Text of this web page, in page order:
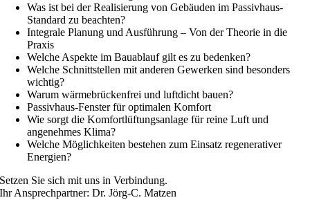
Was ist bei der Realisierung von Gebäuden im Passivhaus-
Standard zu beachten?
Integrale Planung und Ausführung – Von der Theorie in die
Praxis
Welche Aspekte im Bauablauf gilt es zu bedenken?
Welche Schnittstellen mit anderen Gewerken sind besonders
wichtig?
Warum wärmebrückenfrei und luftdicht bauen?
Passivhaus-Fenster für optimalen Komfort
Wie sorgt die Komfortlüftungsanlage für reine Luft und
angenehmes Klima?
Welche Möglichkeiten bestehen zum Einsatz regenerativer
Energien?
Setzen Sie sich mit uns in Verbindung.
Ihr Ansprechpartner: Dr. Jörg-C. Matzen